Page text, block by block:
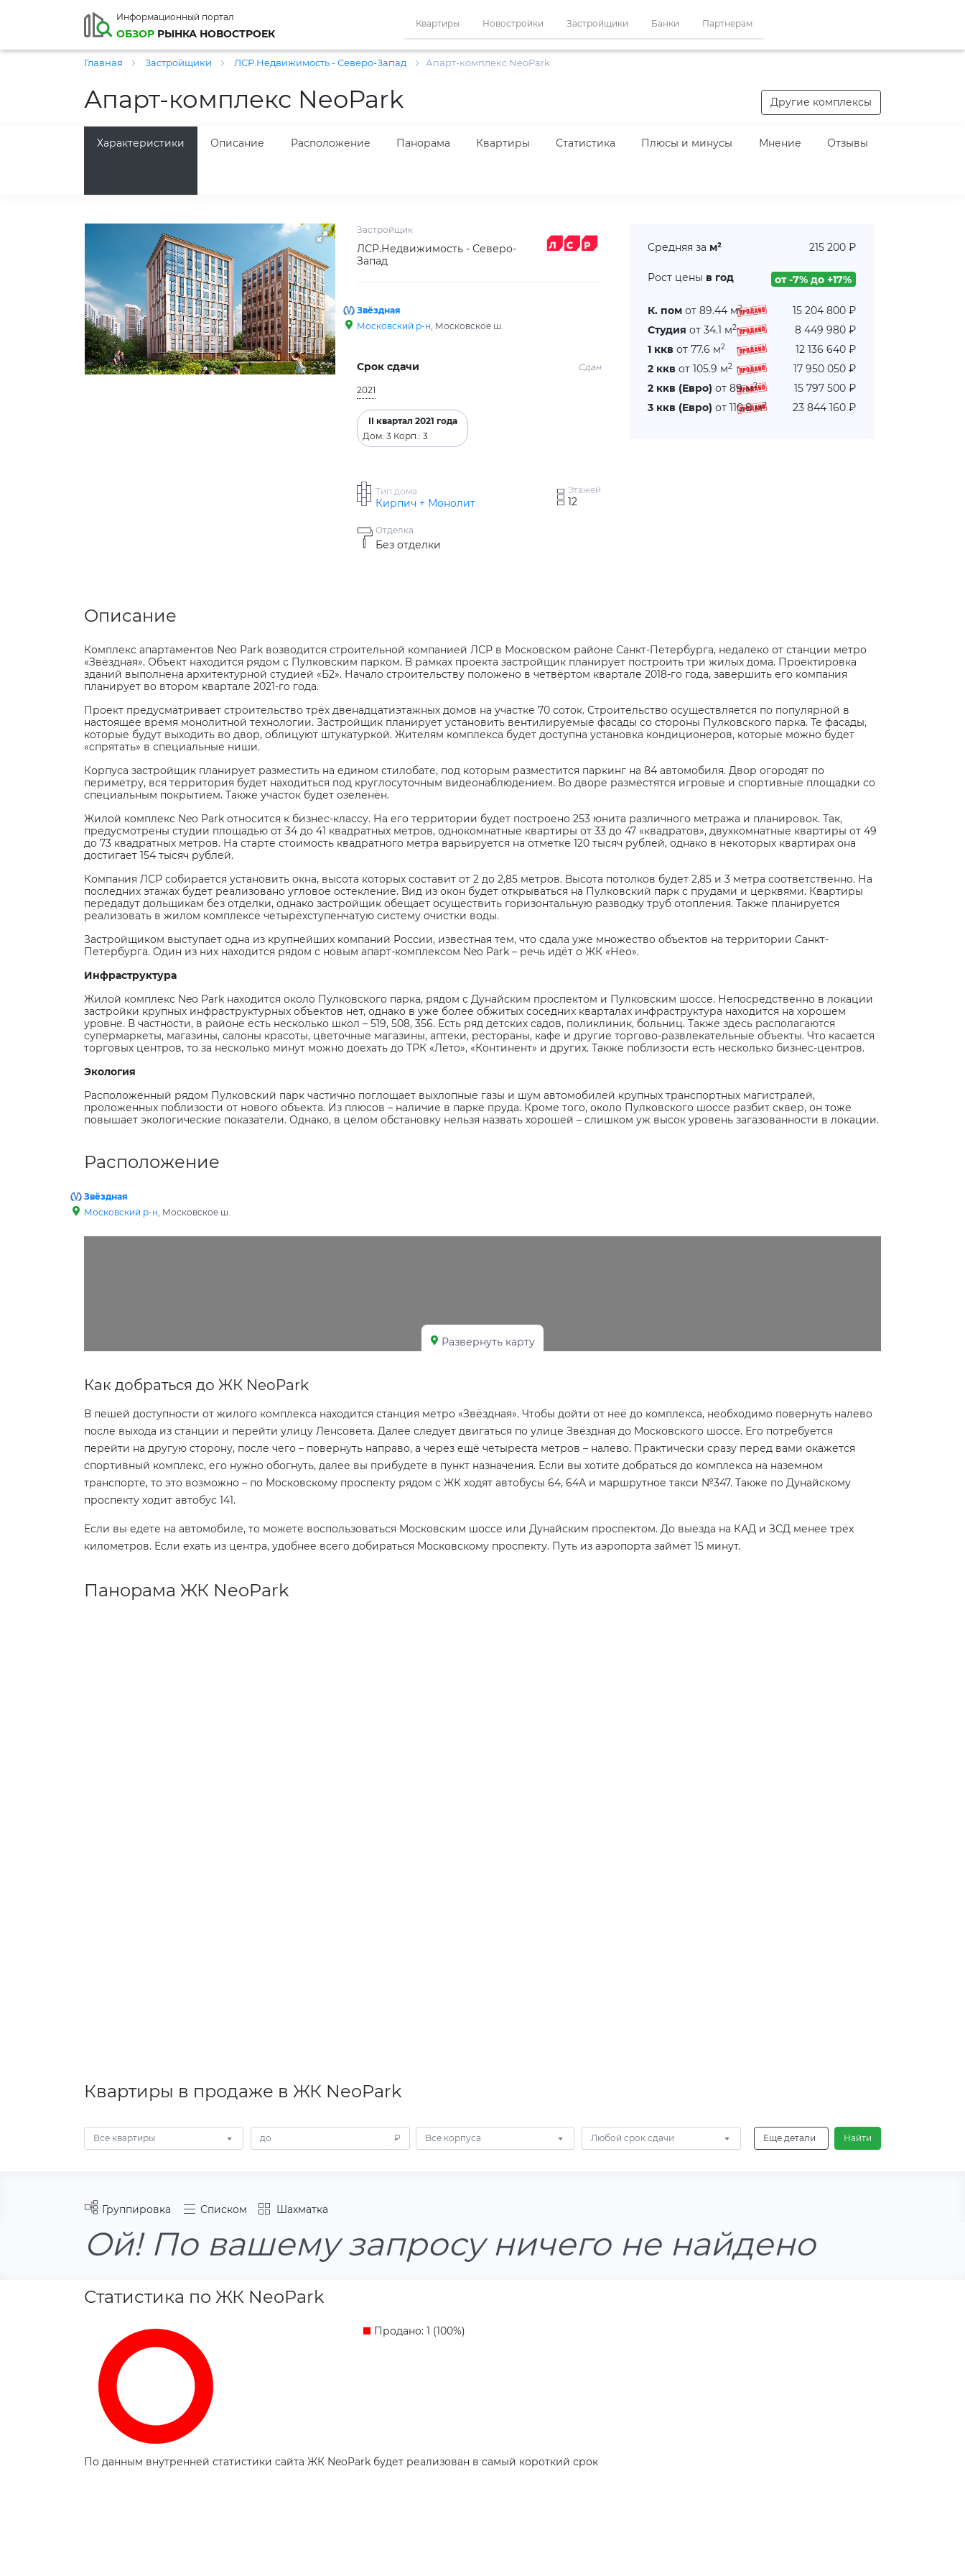
Информационный портал
ОБЗОР РЫНКА НОВОСТРОЕК
Квартиры Новостройки Застройщики Банки Партнерам
Главная Застройщики ЛСР.Недвижимость - Северо-Запад Апарт-комплекс NeoPark
Апарт-комплекс NeoPark Другие комплексы
Характеристики Описание Расположение Панорама Квартиры Статистика Плюсы и минусы Мнение Отзывы
Застройщик
ЛСР.Недвижимость - Северо-
Запад
Звёздная
Московский р-н, Московское ш.
Срок сдачи Сдан
2021
II квартал 2021 года
Дом: 3 Корп.: 3
Тип дома
Кирпич + Монолит
Этажей
12
Отделка
Без отделки
Средняя за м² 215 200 ₽
Рост цены в год от -7% до +17%
К. пом от 89.44 м2
15 204 800 ₽
Студия от 34.1 м2
8 449 980 ₽
1 ккв от 77.6 м2
12 136 640 ₽
2 ккв от 105.9 м2
17 950 050 ₽
2 ккв (Евро) от 89 м2
15 797 500 ₽
3 ккв (Евро) от 110.8 м2 23 844 160 ₽
Описание
Комплекс апартаментов Neo Park возводится строительной компанией ЛСР в Московском районе Санкт-Петербурга, недалеко от станции метро
«Звёздная». Объект находится рядом с Пулковским парком. В рамках проекта застройщик планирует построить три жилых дома. Проектировка
зданий выполнена архитектурной студией «Б2». Начало строительству положено в четвёртом квартале 2018-го года, завершить его компания
планирует во втором квартале 2021-го года.
Проект предусматривает строительство трёх двенадцатиэтажных домов на участке 70 соток. Строительство осуществляется по популярной в
настоящее время монолитной технологии. Застройщик планирует установить вентилируемые фасады со стороны Пулковского парка. Те фасады,
которые будут выходить во двор, облицуют штукатуркой. Жителям комплекса будет доступна установка кондиционеров, которые можно будет
«спрятать» в специальные ниши.
Корпуса застройщик планирует разместить на едином стилобате, под которым разместится паркинг на 84 автомобиля. Двор огородят по
периметру, вся территория будет находиться под круглосуточным видеонаблюдением. Во дворе разместятся игровые и спортивные площадки со
специальным покрытием. Также участок будет озеленён.
Жилой комплекс Neo Park относится к бизнес-классу. На его территории будет построено 253 юнита различного метража и планировок. Так,
предусмотрены студии площадью от 34 до 41 квадратных метров, однокомнатные квартиры от 33 до 47 «квадратов», двухкомнатные квартиры от 49
до 73 квадратных метров. На старте стоимость квадратного метра варьируется на отметке 120 тысяч рублей, однако в некоторых квартирах она
достигает 154 тысяч рублей.
Компания ЛСР собирается установить окна, высота которых составит от 2 до 2,85 метров. Высота потолков будет 2,85 и 3 метра соответственно. На
последних этажах будет реализовано угловое остекление. Вид из окон будет открываться на Пулковский парк с прудами и церквями. Квартиры
передадут дольщикам без отделки, однако застройщик обещает осуществить горизонтальную разводку труб отопления. Также планируется
реализовать в жилом комплексе четырёхступенчатую систему очистки воды.
Застройщиком выступает одна из крупнейших компаний России, известная тем, что сдала уже множество объектов на территории Санкт-
Петербурга. Один из них находится рядом с новым апарт-комплексом Neo Park – речь идёт о ЖК «Нео».
Инфраструктура
Жилой комплекс Neo Park находится около Пулковского парка, рядом с Дунайским проспектом и Пулковским шоссе. Непосредственно в локации
застройки крупных инфраструктурных объектов нет, однако в уже более обжитых соседних кварталах инфраструктура находится на хорошем
уровне. В частности, в районе есть несколько школ – 519, 508, 356. Есть ряд детских садов, поликлиник, больниц. Также здесь располагаются
супермаркеты, магазины, салоны красоты, цветочные магазины, аптеки, рестораны, кафе и другие торгово-развлекательные объекты. Что касается
торговых центров, то за несколько минут можно доехать до ТРК «Лето», «Континент» и других. Также поблизости есть несколько бизнес-центров.
Экология
Расположенный рядом Пулковский парк частично поглощает выхлопные газы и шум автомобилей крупных транспортных магистралей,
проложенных поблизости от нового объекта. Из плюсов – наличие в парке пруда. Кроме того, около Пулковского шоссе разбит сквер, он тоже
повышает экологические показатели. Однако, в целом обстановку нельзя назвать хорошей – слишком уж высок уровень загазованности в локации.
Расположение
Звёздная
Московский р-н, Московское ш.
Развернуть карту
Как добраться до ЖК NeoPark
В пешей доступности от жилого комплекса находится станция метро «Звёздная». Чтобы дойти от неё до комплекса, необходимо повернуть налево
после выхода из станции и перейти улицу Ленсовета. Далее следует двигаться по улице Звёздная до Московского шоссе. Его потребуется
перейти на другую сторону, после чего – повернуть направо, а через ещё четыреста метров – налево. Практически сразу перед вами окажется
спортивный комплекс, его нужно обогнуть, далее вы прибудете в пункт назначения. Если вы хотите добраться до комплекса на наземном
транспорте, то это возможно – по Московскому проспекту рядом с ЖК ходят автобусы 64, 64А и маршрутное такси №347. Также по Дунайскому
проспекту ходит автобус 141.
Если вы едете на автомобиле, то можете воспользоваться Московским шоссе или Дунайским проспектом. До выезда на КАД и ЗСД менее трёх
километров. Если ехать из центра, удобнее всего добираться Московскому проспекту. Путь из аэропорта займёт 15 минут.
Панорама ЖК NeoPark
Квартиры в продаже в ЖК NeoPark
Все квартиры ₽ Все корпуса Любой срок сдачи Еще детали Найти
Группировка Списком Шахматка
Ой! По вашему запросу ничего не найдено
Статистика по ЖК NeoPark
Продано: 1 (100%)
По данным внутренней статистики сайта ЖК NeoPark будет реализован в самый короткий срок